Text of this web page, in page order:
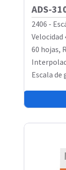
ADS-
2406 -
Velocidad
60 hojas,
Escala de